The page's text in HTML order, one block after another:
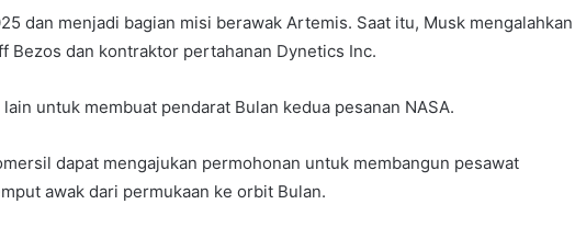
dan menjadi bagian misi berawak Artemis. Saat itu, Musk mengalahkan
Bezos dan kontraktor pertahanan Dynetics Inc.
untuk membuat pendarat Bulan kedua pesanan NASA.
dapat mengajukan permohonan untuk membangun pesawat
awak dari permukaan ke orbit Bulan.